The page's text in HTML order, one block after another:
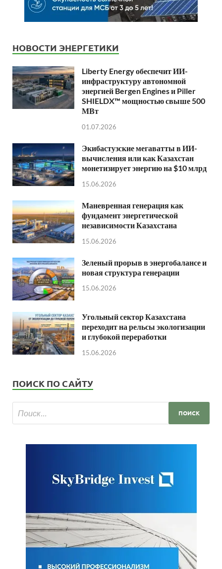
НОВОСТИ ЭНЕРГЕТИКИ
Liberty Energy обеспечит ИИ-
инфраструктуру автономной
энергией Bergen Engines и Piller
SHIELDX™ мощностью свыше 500
МВт
01.07.2026
Экибастузские мегаватты в ИИ-
вычисления или как Казахстан
монетизирует энергию на $10 млрд
15.06.2026
Маневренная генерация как
фундамент энергетической
независимости Казахстана
15.06.2026
Зеленый прорыв в энергобалансе и
новая структура генерации
15.06.2026
Угольный сектор Казахстана
переходит на рельсы экологизации
и глубокой переработки
15.06.2026
ПОИСК ПО САЙТУ